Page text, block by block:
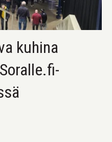
kuhina